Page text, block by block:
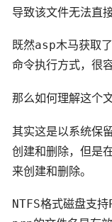
导致该文件无法直
既然asp木马获取
命令执行方式，很
那么如何理解这个
其实这是以系统保
创建和删除，但是
来创建和删除。
NTFS格式磁盘支